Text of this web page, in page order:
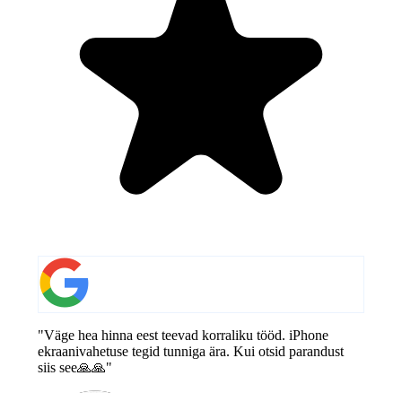
"Väge hea hinna eest teevad korraliku tööd. iPhone
ekraanivahetuse tegid tunniga ära. Kui otsid parandust
siis see🙏🙏"